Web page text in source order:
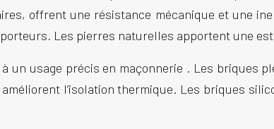
offrent une résistance mécanique et une
Les pierres naturelles apportent une
un usage précis en maçonnerie . Les briques
l’isolation thermique. Les briques